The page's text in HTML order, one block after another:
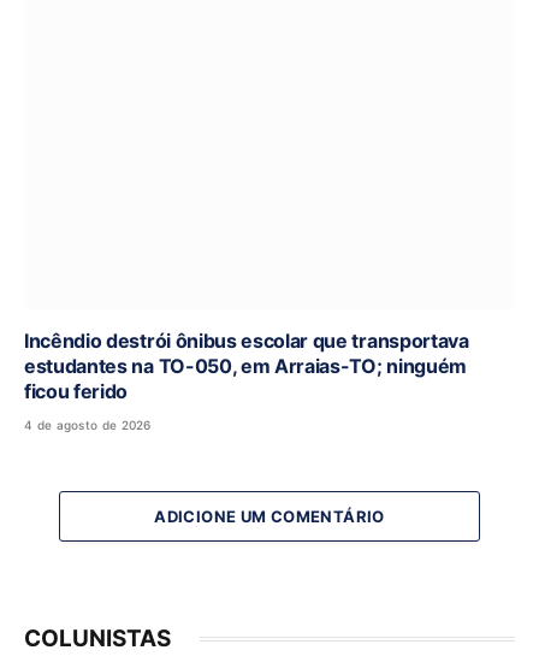
Incêndio destrói ônibus escolar que transportava
estudantes na TO-050, em Arraias-TO; ninguém
ficou ferido
4 de agosto de 2026
ADICIONE UM COMENTÁRIO
COLUNISTAS